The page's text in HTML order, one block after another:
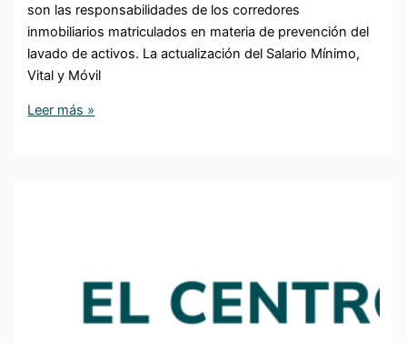
son las responsabilidades de los corredores
inmobiliarios matriculados en materia de prevención del
lavado de activos. La actualización del Salario Mínimo,
Vital y Móvil
Leer más »